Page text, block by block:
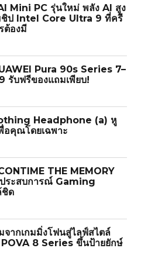
Mini PC รุ่นใหม่ พลัง AI สูง
ป Intel Core Ultra 9 ที่ครี
ต้องมี
Pura 90s Series 7–
รับฟรีของแถมเพียบ!
Headphone (a) หู
อคุณโดยเฉพาะ
THE MEMORY
ระสบการณ์ Gaming
ชิด
ากเกมมิ่งโฟนสู่ไลฟ์สไตล์
8 Series ขึ้นป้ายยักษ์